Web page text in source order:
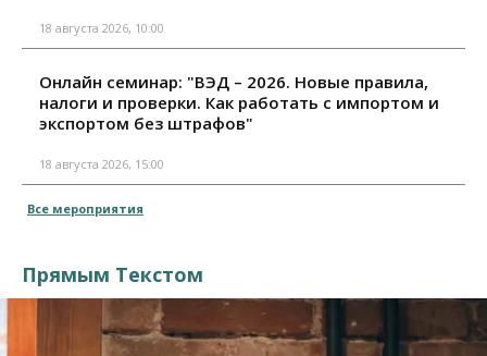
18 августа 2026, 10:00
Онлайн семинар: "ВЭД – 2026. Новые правила,
налоги и проверки. Как работать с импортом и
экспортом без штрафов"
18 августа 2026, 15:00
Все мероприятия
Прямым Текстом